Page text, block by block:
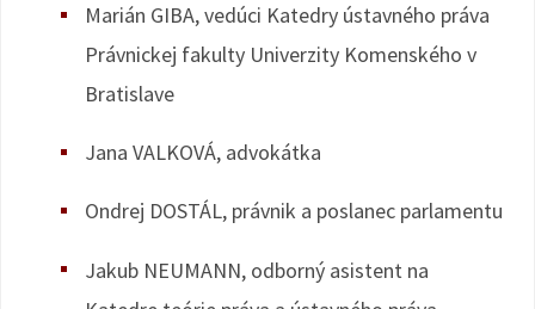
Marián GIBA, vedúci Katedry ústavného práva
Právnickej fakulty Univerzity Komenského v
Bratislave
Jana VALKOVÁ, advokátka
Ondrej DOSTÁL, právnik a poslanec parlamentu
Jakub NEUMANN, odborný asistent na